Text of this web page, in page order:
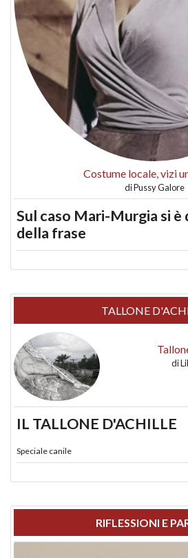
Costume locale, vizi
diPussy Galore
Sul caso Mari-Murgia si è
della frase
TALLONE
di
IL TALLONE D'ACHILLE
Speciale canile
RIFLESSIONI E